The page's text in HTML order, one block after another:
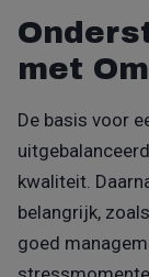
met
De basis voor
kwaliteit.
belangrijk,
goed